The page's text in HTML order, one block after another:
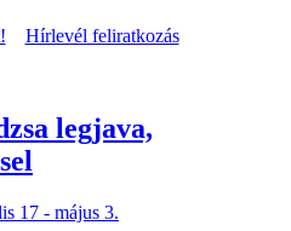
Hírlevél feliratkozás
legjava,
17 - május 3.